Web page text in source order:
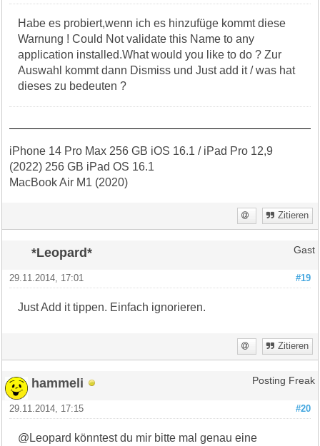
Habe es probiert,wenn ich es hinzufüge kommt diese
Warnung ! Could Not validate this Name to any
application installed.What would you like to do ? Zur
Auswahl kommt dann Dismiss und Just add it / was hat
dieses zu bedeuten ?
iPhone 14 Pro Max 256 GB iOS 16.1 / iPad Pro 12,9
(2022) 256 GB iPad OS 16.1
MacBook Air M1 (2020)
Zitieren
*Leopard* Gast
#19
29.11.2014, 17:01
Just Add it tippen. Einfach ignorieren.
Zitieren
hammeli Posting Freak
#20
29.11.2014, 17:15
@Leopard könntest du mir bitte mal genau eine